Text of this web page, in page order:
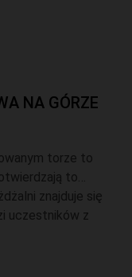
NA GÓRZE
torze to
to…
znajduje się
uczestników z